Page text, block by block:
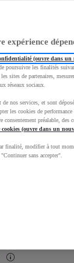
Concession
expérience
(ouvre dans un
poursuivre les finalités
sites de partenaires,
réseaux sociaux.
nos services, et sont
les cookies de
préalable,
(ouvre dans un
finalité, modifier à tout
sans accepter".